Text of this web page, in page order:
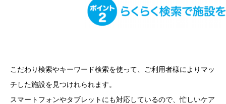
こだわり検索やキーワード検索を使って、ご利用者様によりマッ
チした施設を見つけれられます。
スマートフォンやタブレットにも対応しているので、忙しいケア